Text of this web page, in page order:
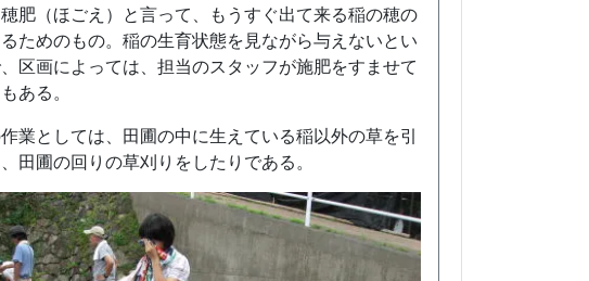
肥（ほごえ）と言って、もうすぐ出て来る稲の穂の
ためのもの。稲の生育状態を見ながら与えないとい
区画によっては、担当のスタッフが施肥をすませて
ある。
業としては、田圃の中に生えている稲以外の草を引
田圃の回りの草刈りをしたりである。